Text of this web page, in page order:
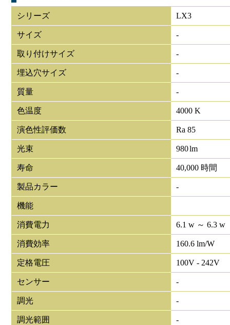
シリーズ LX3
サイズ -
取り付けサイズ -
埋込穴サイズ -
質量 -
色温度 4000 K
演色性評価数 Ra 85
光束 980lm
寿命 40,000 時間
製品カラー -
機能
消費電力 6.1 w ～ 6.3 w
消費効率 160.6 lm/W
定格電圧 100V - 242V
センサー -
調光 -
調光範囲 -